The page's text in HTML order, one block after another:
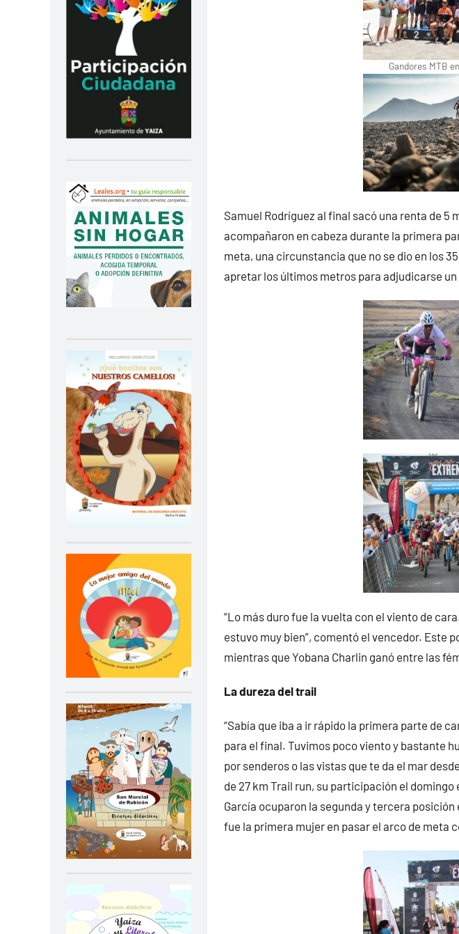
Gandores MTB
Samuel Rodríguez al final sacó una renta de 5
acompañaron en cabeza durante la primera
meta, una circunstancia que no se dio en los
apretar los últimos metros para adjudicarse
“Lo más duro fue la vuelta con el viento de
estuvo muy bien”, comentó el vencedor. Este
mientras que Yobana Charlin ganó entre las
La dureza del trail
“Sabía que iba a ir rápido la primera parte de
para el final. Tuvimos poco viento y bastante
por senderos o las vistas que te da el mar
de 27 km Trail run, su participación el
García ocuparon la segunda y tercera
fue la primera mujer en pasar el arco de meta